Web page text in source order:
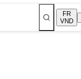
FR
VND